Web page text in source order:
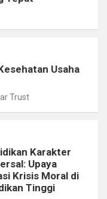
Usaha
Trust
Karakter
Upaya
Krisis Moral di
Tinggi